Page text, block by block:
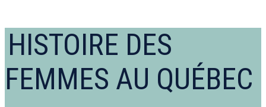
HISTOIRE DES
FEMMES AU QUÉBEC